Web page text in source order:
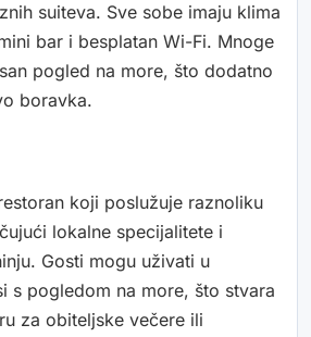
suiteva. Sve sobe imaju klima
bar i besplatan Wi-Fi. Mnoge
pogled na more, što dodatno
boravka.
koji poslužuje raznoliku
lokalne specijalitete i
Gosti mogu uživati u
s pogledom na more, što stvara
za obiteljske večere ili